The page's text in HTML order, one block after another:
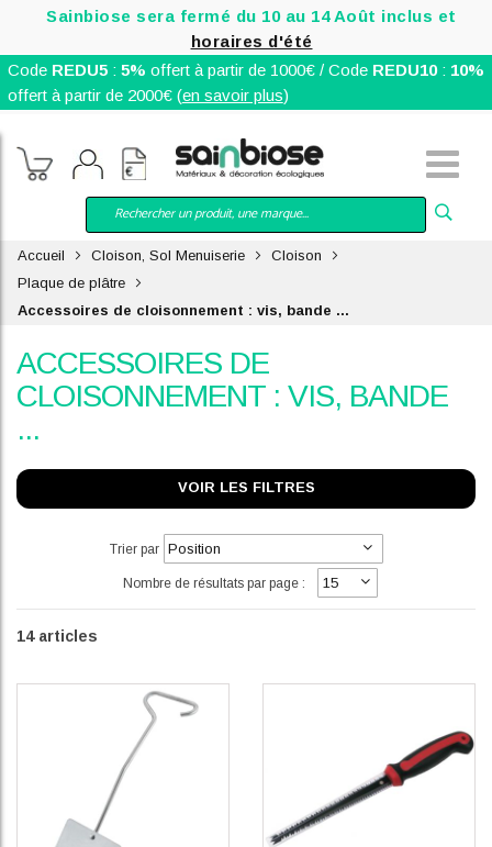
Sainbiose sera fermé du 10 au 14 Août inclus et
horaires d'été
Code REDU5: 5% offert à partir de 1000€ / Code REDU10: 10%
offert à partir de 2000€ (en savoir plus)
Accueil Cloison, Sol Menuiserie
Cloison
Plaque de plâtre
Accessoires de cloisonnement : vis, bande ...
ACCESSOIRES DE
CLOISONNEMENT : VIS, BANDE
...
VOIR LES FILTRES
Trier par
Nombre de résultats par page :
14articles